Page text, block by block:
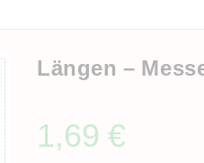
Längen –
1,69 €